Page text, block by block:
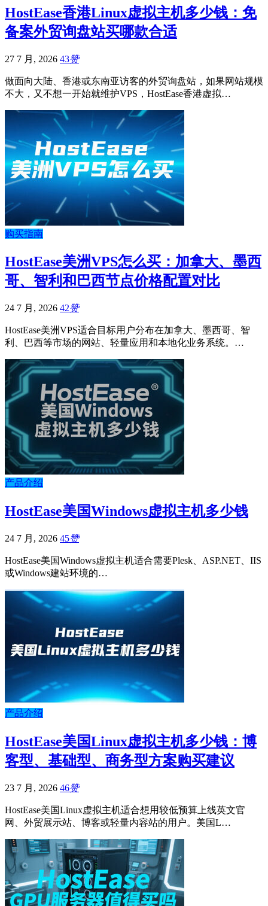
HostEase香港Linux虚拟主机多少钱：免
备案外贸询盘站买哪款合适
27 7 月, 2026 43赞
做面向大陆、香港或东南亚访客的外贸询盘站，如果网站规模
不大，又不想一开始就维护VPS，HostEase香港虚拟…
购买指南
HostEase美洲VPS怎么买：加拿大、墨西
哥、智利和巴西节点价格配置对比
24 7 月, 2026 42赞
HostEase美洲VPS适合目标用户分布在加拿大、墨西哥、智
利、巴西等市场的网站、轻量应用和本地化业务系统。…
产品介绍
HostEase美国Windows虚拟主机多少钱
24 7 月, 2026 45赞
HostEase美国Windows虚拟主机适合需要Plesk、ASP.NET、IIS
或Windows建站环境的…
产品介绍
HostEase美国Linux虚拟主机多少钱：博
客型、基础型、商务型方案购买建议
23 7 月, 2026 46赞
HostEase美国Linux虚拟主机适合想用较低预算上线英文官
网、外贸展示站、博客或轻量内容站的用户。美国L…